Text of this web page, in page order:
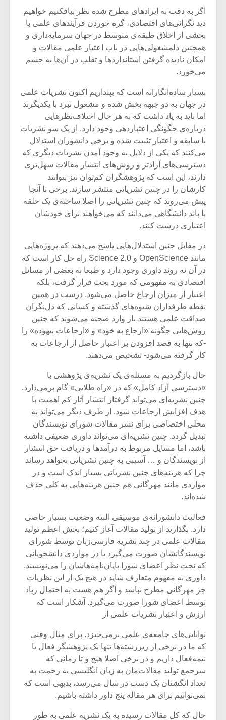
اگر به دقت به ایرادهای مطرح شده نظر بیافکنیم خواهیم
دید نگرانی‌های اقتصادی، گره خوردن فرآیندهای علمی با
بخشی از اخلاق طبقه‌ی متوسط در جهان سرمایه‌داری و
همچنین دلمشغولی‌هایی در باب اعتبار علمی مقالات و
امکان نادیده گرفتن استانداردها و تقلب در آن‌ها به چشم
می‌خورد.
بسیار ساده‌انگارانه است که بپنداریم اکنون نشریات علمی
در جهان به دو جبهه‌ بخش شده و مشغول نبرد با یکدیگرند
اما باید به یاد داشت که به هر حال اختلاف‌نظر‌هایی
درباره‌ی چگونگی اعتباردهی وجود دارد. از یک سو نشریات
با سابقه و اعتبار تثبیت شده و برخی دانشوران استدلال
می‌کنند که یکی از دلایل به وجود آمدن نشریات دیگری که
دسترسی‌های آزادتر و روش‌های انتشار مقالات سهل‌تری
دارند، این است که پژوهشگران کم‌توان نیز بتوانند
کارشان را در چنین نشریاتی منتشر سازند. برخی تا آنجا
پیش می‌روند که چنین نشریاتی را اصلا ساخته‌ی یک حلقه
یا باند دانشگاهی می‌دانند که می‌خواهند برای خودشان
اعتباری درست کنند.
در مقابل چنین استدلال‌هایی پاسخ می‌دهند که پروژه‌هایی
مانند OpenScience و Science 2.0 راه حل کار است که
در آن نه روند داوری وجود دارد و طبعا نه بعضی از مسائل
اقتصادی به مفهومی که مورد بحث قرار گرفت، بلکه
اعتبار از میزان ارجاع حاصل می‌شود. درست در همین
نقطه طرفداران شیوه‌های گذشته و کسانی که دل‌نگران
صداقت علمی هستند باز وارد صحنه می‌شوند که چنین
روش‌هایی چگونه «ارجاع به خود» و «ارجاعات بیهوده» را
-که تنها به قصد افزودن بر اعتبار حاصل از ارجاعات به
کار گرفته می‌شود- تشخیص می‌دهند.
حال بازگردیم به مسئله‌ی یک نشریه‌ی پژوهشی با
«دسترسی آزاد کامل» که در «راه طلایی» گام برمی‌دارد.
چنین نشریه‌ای می‌تواند گرفتار انتشار آثار کم اهمیت با
هدف افزایش ارجاعات شود. از طرف دیگر می‌تواند به
محلی اختصاصی برای نشر مقالات شورای نویسندگان
تبدیل گردد. چنین نشریه‌ای می‌تواند داوری ضعیفی داشته
باشد، اما مسایل مربوط به درآمدها و دریافت حق انتشار
از نویسندگان و … آسیبی به چنین نشریاتی نخواهد رساند
چرا که هزینه‌های چنین نشریاتی بسیار اندک است و در
مواردی مانند مهرگانی هم چنین هزینه‌هایی به کلی حذف
شده‌اند.
فعالیت دانشورانه‌ی موسیقی البته وضعیت بسیار خاصی
دارد. بگذارید از تولید مقالات آغاز کنیم؛ بخش اعظم تولید
مقالات علمی در چند نشریه فارسی‌زبان توسط شورای
نویسندگانشان صورت می‌گیرد یا در مواردی دانشجویانی
که تحت نظر اعضای شورا پایان‌نامه‌هاشان را می‌نویسند.
داوری به مفهوم متعارف شاید در هیچ یک از این نظریات
جز مهرگانی مطرح نباشد و اگر هم هست به احتمال زیاد
توسط اعضای شورا صورت می‌گیرد. آشکار است که
ارزش و اعتبار نشریات علمی از
توانایی‌های جامعه‌ی علمی برمی‌خیزد. برای مثال وقتی
که ما در برخی از زیررشته‌ها تنها یک پژوهشگر فعال یا
نیمه‌فعال داریم و در برخی اصلا هیچ و تا زمانی که
سرجمع تولید مقالات‌مان به زبان‌ انگلیسی به زحمت به
تعداد انگشتان یک دست در سال می‌رسد، بدیهی است که
نمی‌توانیم برای هر مقاله پنج داور داشته باشیم.
حال که کل مقالات رسیده به یک نشریه علمی به طور